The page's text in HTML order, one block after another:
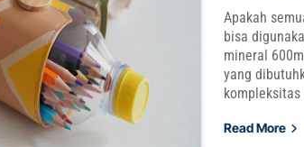
Apakah
bisa
mineral
yang
Read More